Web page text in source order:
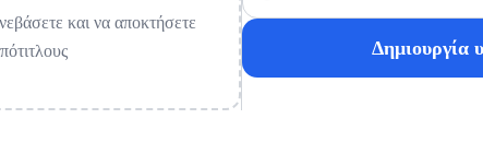
και να αποκτήσετε
Δημιουργία